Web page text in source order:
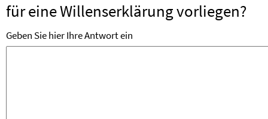
für eine Willenserklärung vorliegen?
Geben Sie hier Ihre Antwort ein